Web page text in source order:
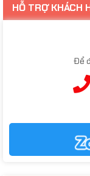
HỖ TRỢ KHÁCH
Để